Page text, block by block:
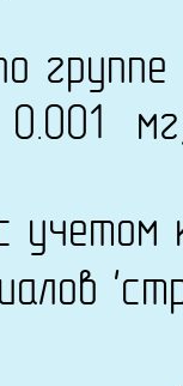
0.001